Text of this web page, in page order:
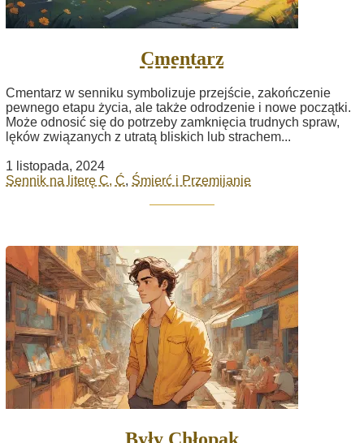
Cmentarz
Cmentarz w senniku symbolizuje przejście, zakończenie
pewnego etapu życia, ale także odrodzenie i nowe początki.
Może odnosić się do potrzeby zamknięcia trudnych spraw,
lęków związanych z utratą bliskich lub strachem...
1 listopada, 2024
Sennik na literę C, Ć, Śmierć i Przemijanie